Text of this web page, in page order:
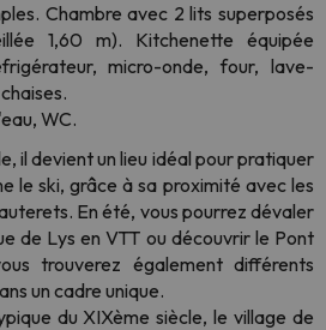
Chambre avec 2 lits superposés
1,60 m). Kitchenette équipée
micro-onde, four, lave-
WC.
il devient un lieu idéal pour pratiquer
le ski, grâce à sa proximité avec les
En été, vous pourrez dévaler
de Lys en VTT ou découvrir le Pont
trouverez également différents
un cadre unique.
du XIXème siècle, le village de